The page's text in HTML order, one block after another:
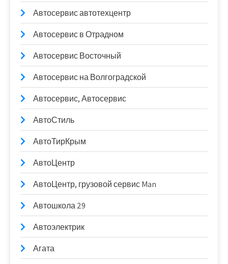
Автосервис автотехцентр
Автосервис в Отрадном
Автосервис Восточный
Автосервис на Волгоградской
Автосервис, Автосервис
АвтоСтиль
АвтоТирКрым
АвтоЦентр
АвтоЦентр, грузовой сервис Man
Автошкола 29
Автоэлектрик
Агата